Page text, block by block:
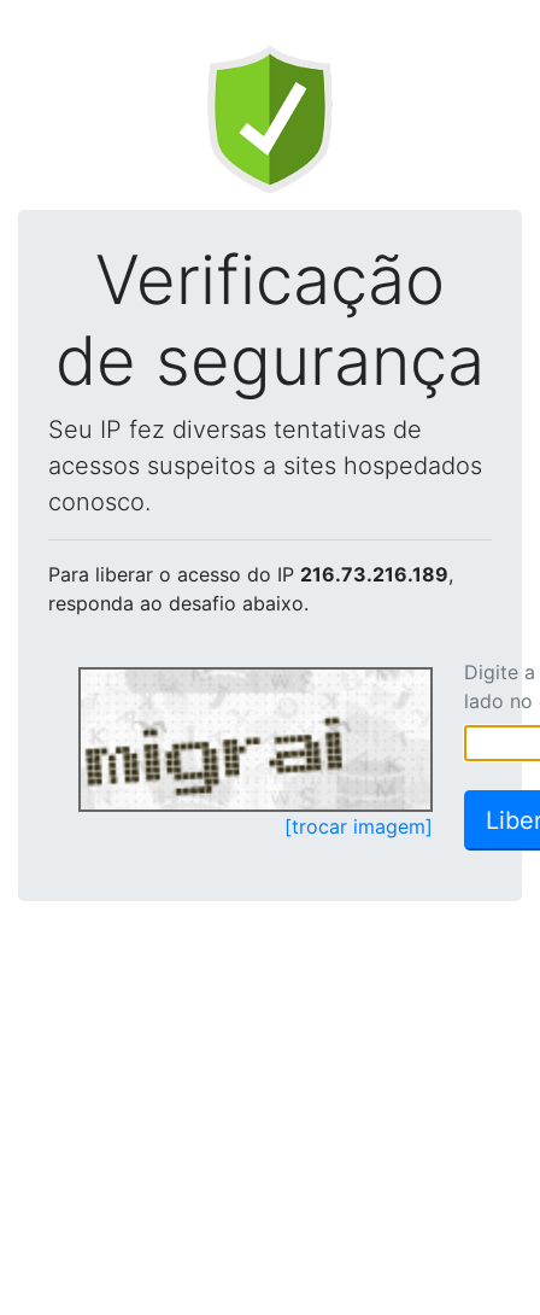
Verificação
de segurança
Seu IP fez diversas tentativas de
acessos suspeitos a sites hospedados
conosco.
Para liberar o acesso do IP 216.73.216.189,
responda ao desafio abaixo.
[trocar imagem]
Digite
lado no